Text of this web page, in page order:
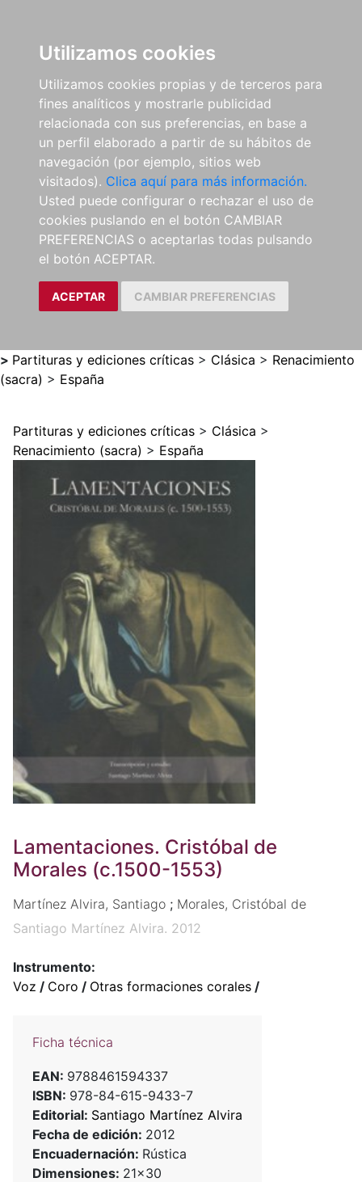
Utilizamos cookies
Utilizamos cookies propias y de terceros para
fines analíticos y mostrarle publicidad
relacionada con sus preferencias, en base a
un perfil elaborado a partir de su hábitos de
navegación (por ejemplo, sitios web
visitados). Clica aquí para más información.
Usted puede configurar o rechazar el uso de
cookies puslando en el botón CAMBIAR
PREFERENCIAS o aceptarlas todas pulsando
el botón ACEPTAR.
ACEPTAR CAMBIAR PREFERENCIAS
> Partituras y ediciones críticas > Clásica > Renacimiento
(sacra) > España
Partituras y ediciones críticas > Clásica >
Renacimiento (sacra) > España
Lamentaciones. Cristóbal de
Morales (c.1500-1553)
Martínez Alvira, Santiago ; Morales, Cristóbal de
Santiago Martínez Alvira. 2012
Instrumento:
Voz / Coro / Otras formaciones corales /
Ficha técnica
EAN: 9788461594337
ISBN: 978-84-615-9433-7
Editorial: Santiago Martínez Alvira
Fecha de edición: 2012
Encuadernación: Rústica
Dimensiones: 21x30